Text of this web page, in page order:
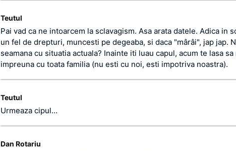
Teutul
Pai vad ca ne intoarcem la sclavagism. Asa arata datele. Adica in
un fel de drepturi, muncesti pe degeaba, si daca "mârâi", jap jap.
seamana cu situatia actuala? Inainte iti luau capul, acum te lasa
impreuna cu toata familia (nu esti cu noi, esti impotriva noastra).
Teutul
Urmeaza cipul…
Dan Rotariu